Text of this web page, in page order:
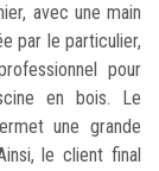
avec une main
par le particulier,
pour
en bois. Le
une grande
le client final